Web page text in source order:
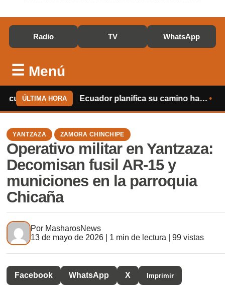
Radio TV WhatsApp
☰
ÚLTIMA HORA
– Cambana Ecuador planifica su camino hacia el Mundial de 2030 Centinela del
YANTZAZA ZAMORA CHINCHIPE
Operativo militar en Yantzaza:
Decomisan fusil AR-15 y
municiones en la parroquia
Chicaña
Por MasharosNews
13 de mayo de 2026 | 1 min de lectura | 99 vistas
Facebook WhatsApp X Imprimir